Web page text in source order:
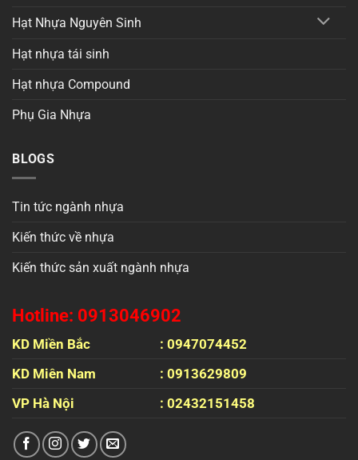
Hạt Nhựa Nguyên Sinh
Hạt nhựa tái sinh
Hạt nhựa Compound
Phụ Gia Nhựa
BLOGS
Tin tức ngành nhựa
Kiến thức về nhựa
Kiến thức sản xuất ngành nhựa
Hotline: 0913046902
KD Miền Bắc
: 0947074452
KD Miên Nam
: 0913629809
VP Hà Nội
: 02432151458